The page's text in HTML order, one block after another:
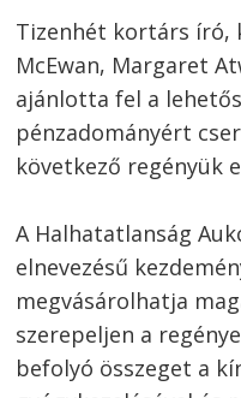
Tizenhét kortárs író,
McEwan, Margaret
ajánlotta fel a
pénzadományért
következő regényük
A Halhatatlanság
elnevezésű
megvásárolhatja
szerepeljen a
befolyó összeget a